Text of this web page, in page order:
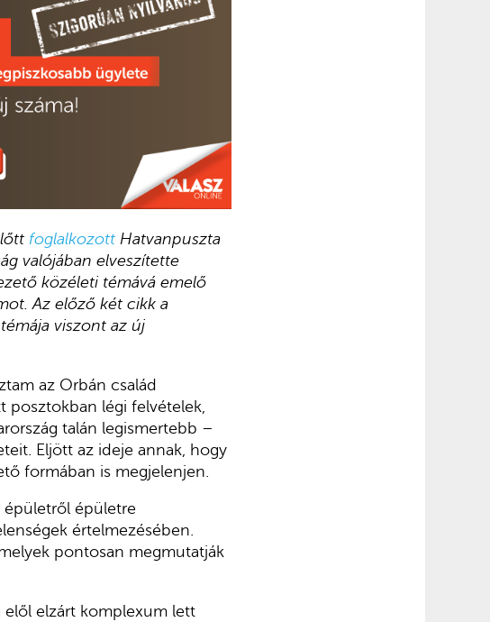
foglalkozott Hatvanpuszta
valójában elveszítette
közéleti témává emelő
Az előző két cikk a
viszont az új
az Orbán család
posztokban légi felvételek,
talán legismertebb –
Eljött az ideje annak, hogy
formában is megjelenjen.
épületről épületre
értelmezésében.
pontosan megmutatják
elől elzárt komplexum lett